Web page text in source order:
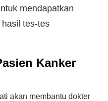
mendapatkan
tes-tes
Kanker
akan membantu dokter